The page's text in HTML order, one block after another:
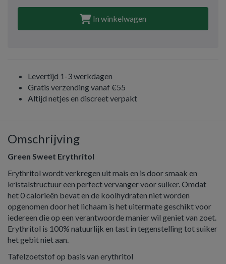
In winkelwagen
Levertijd 1-3 werkdagen
Gratis verzending vanaf €55
Altijd netjes en discreet verpakt
Omschrijving
Green Sweet Erythritol
Erythritol wordt verkregen uit mais en is door smaak en
kristalstructuur een perfect vervanger voor suiker. Omdat
het 0 calorieën bevat en de koolhydraten niet worden
opgenomen door het lichaam is het uitermate geschikt voor
iedereen die op een verantwoorde manier wil geniet van zoet.
Erythritol is 100% natuurlijk en tast in tegenstelling tot suiker
het gebit niet aan.
Tafelzoetstof op basis van erythritol